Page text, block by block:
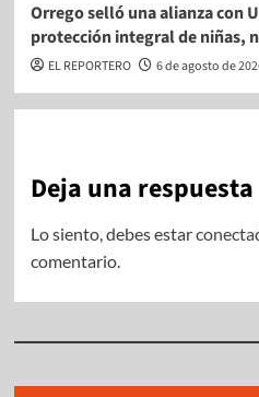
Orrego selló una alianza con
protección integral de niñas,
EL REPORTERO 6 de agosto de
Deja una respuesta
Lo siento, debes estar
comentario.